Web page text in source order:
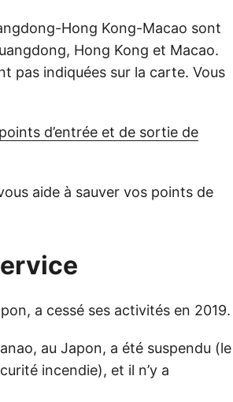
Hong Kong-Macao sont
Hong Kong et Macao.
pas indiquées sur la carte. Vous
d’entrée et de sortie de
aide à sauver vos points de
a cessé ses activités en 2019.
au Japon, a été suspendu (le
incendie), et il n’y a